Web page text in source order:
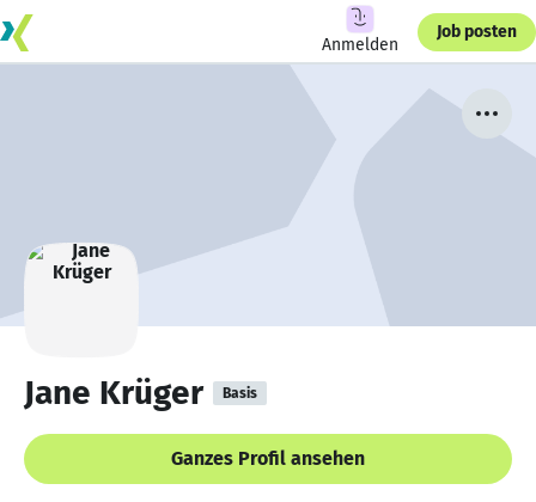
Anmelden
Job posten
Jane Krüger Basis
Ganzes Profil ansehen